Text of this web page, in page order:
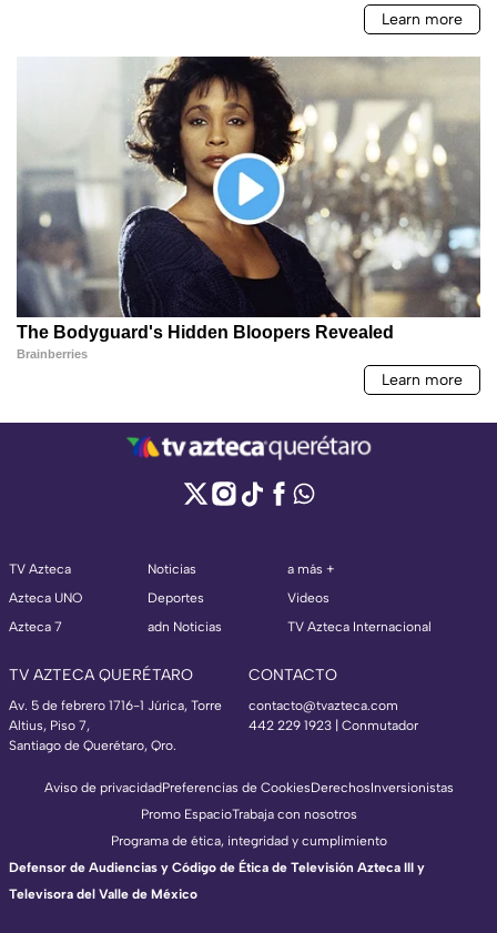
TV Azteca
Azteca UNO
Azteca 7
Noticias
Deportes
adn Noticias
a más +
Videos
TV Azteca Internacional
TV AZTECA QUERÉTARO
Av. 5 de febrero 1716-1 Júrica, Torre
Altius, Piso 7,
Santiago de Querétaro, Qro.
CONTACTO
contacto@tvazteca.com
442 229 1923 | Conmutador
Aviso de privacidadPreferencias de CookiesDerechosInversionistas
Promo EspacioTrabaja con nosotros
Programa de ética, integridad y cumplimiento
Defensor de Audiencias y Código de Ética de Televisión Azteca III y
Televisora del Valle de México